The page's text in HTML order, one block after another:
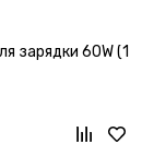
зарядки 60W (1